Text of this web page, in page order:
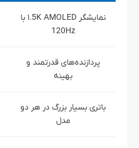
نمایشگر ۱.5K AMOLED با
120Hz
پردازنده‌های قدرتمند و
بهینه
باتری بسیار بزرگ در هر دو
مدل